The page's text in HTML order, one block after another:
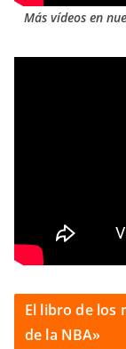
Más vídeos en
El libro de los
de la NBA»